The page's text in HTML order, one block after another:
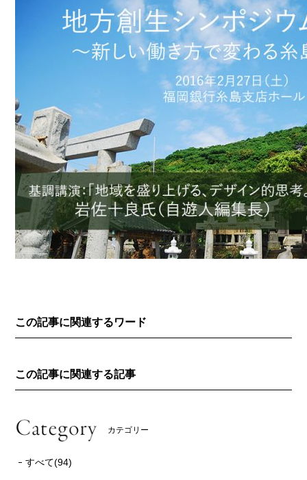
この記事に関連するワード
この記事に関連する記事
カテゴリー
すべて(94)